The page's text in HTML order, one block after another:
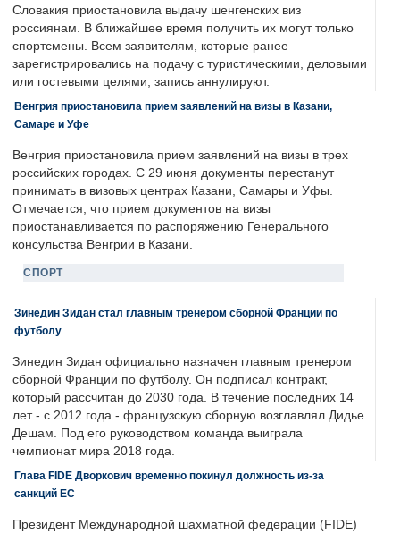
Словакия приостановила выдачу шенгенских виз
россиянам. В ближайшее время получить их могут только
спортсмены. Всем заявителям, которые ранее
зарегистрировались на подачу с туристическими, деловыми
или гостевыми целями, запись аннулируют.
Венгрия приостановила прием заявлений на визы в Казани,
Самаре и Уфе
Венгрия приостановила прием заявлений на визы в трех
российских городах. С 29 июня документы перестанут
принимать в визовых центрах Казани, Самары и Уфы.
Отмечается, что прием документов на визы
приостанавливается по распоряжению Генерального
консульства Венгрии в Казани.
СПОРТ
Зинедин Зидан стал главным тренером сборной Франции по
футболу
Зинедин Зидан официально назначен главным тренером
сборной Франции по футболу. Он подписал контракт,
который рассчитан до 2030 года. В течение последних 14
лет - с 2012 года - французскую сборную возглавлял Дидье
Дешам. Под его руководством команда выиграла
чемпионат мира 2018 года.
Глава FIDE Дворкович временно покинул должность из-за
санкций ЕС
Президент Международной шахматной федерации (FIDE)